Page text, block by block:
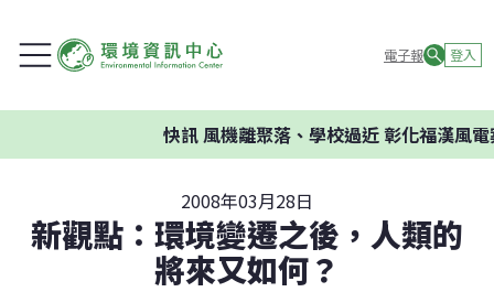
電子報 登入
快訊風機離聚落、學校過近 彰化福漢風電案
2008年03月28日
新觀點：環境變遷之後，人類的
將來又如何？